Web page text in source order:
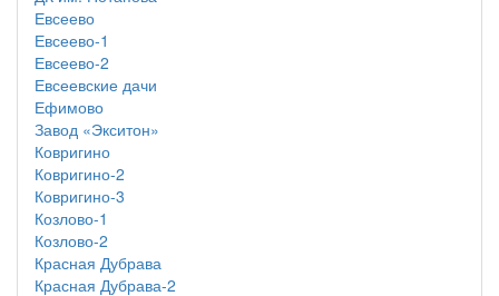
Евсеево
Евсеево-1
Евсеево-2
Евсеевские дачи
Ефимово
Завод «Экситон»
Ковригино
Ковригино-2
Ковригино-3
Козлово-1
Козлово-2
Красная Дубрава
Красная Дубрава-2